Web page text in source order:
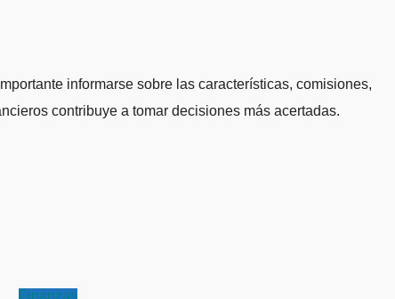
informarse sobre las características, comisiones,
contribuye a tomar decisiones más acertadas.
Finanzas